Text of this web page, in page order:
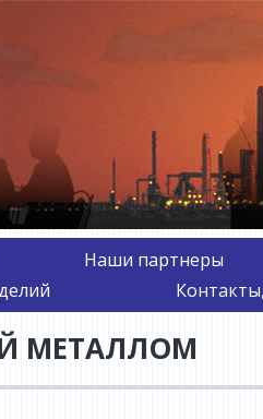
Наши партнеры
МЕТАЛЛОМ